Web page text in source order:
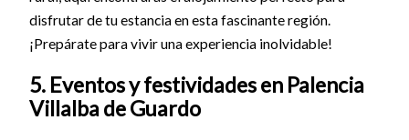
disfrutar de tu estancia en esta fascinante región.
¡Prepárate para vivir una experiencia inolvidable!
5. Eventos y festividades en Palencia
Villalba de Guardo